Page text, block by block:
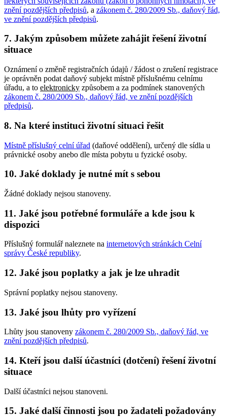
znění pozdějších předpisů, a zákonem č. 280/2009 Sb., daňový řád,
ve znění pozdějších předpisů.
7. Jakým způsobem můžete zahájit řešení životní
situace
Oznámení o změně registračních údajů / žádost o zrušení registrace
je oprávněn podat daňový subjekt místně příslušnému celnímu
úřadu, a to elektronicky způsobem a za podmínek stanovených
zákonem č. 280/2009 Sb., daňový řád, ve znění pozdějších
předpisů.
8. Na které instituci životní situaci řešit
Místně příslušný celní úřad (daňové oddělení), určený dle sídla u
právnické osoby anebo dle místa pobytu u fyzické osoby.
10. Jaké doklady je nutné mít s sebou
Žádné doklady nejsou stanoveny.
11. Jaké jsou potřebné formuláře a kde jsou k
dispozici
Příslušný formulář naleznete na internetových stránkách Celní
správy České republiky.
12. Jaké jsou poplatky a jak je lze uhradit
Správní poplatky nejsou stanoveny.
13. Jaké jsou lhůty pro vyřízení
Lhůty jsou stanoveny zákonem č. 280/2009 Sb., daňový řád, ve
znění pozdějších předpisů.
14. Kteří jsou další účastníci (dotčení) řešení životní
situace
Další účastníci nejsou stanoveni.
15. Jaké další činnosti jsou po žadateli požadovány